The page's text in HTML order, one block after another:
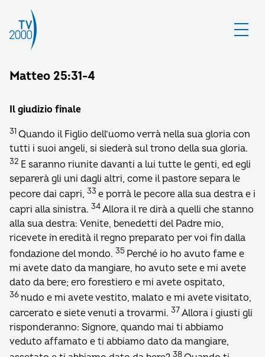
Matteo 25:31-4
Il giudizio finale
31 Quando il Figlio dell’uomo verrà nella sua gloria con
tutti i suoi angeli, si siederà sul trono della sua gloria.
32 E saranno riunite davanti a lui tutte le genti, ed egli
separerà gli uni dagli altri, come il pastore separa le
pecore dai capri, 33 e porrà le pecore alla sua destra e i
capri alla sinistra. 34Allora il re dirà a quelli che stanno
alla sua destra: Venite, benedetti del Padre mio,
ricevete in eredità il regno preparato per voi fin dalla
fondazione del mondo. 35 Perché io ho avuto fame e
mi avete dato da mangiare, ho avuto sete e mi avete
dato da bere; ero forestiero e mi avete ospitato,
36nudo e mi avete vestito, malato e mi avete visitato,
carcerato e siete venuti a trovarmi. 37Allora i giusti gli
risponderanno: Signore, quando mai ti abbiamo
veduto affamato e ti abbiamo dato da mangiare,
38